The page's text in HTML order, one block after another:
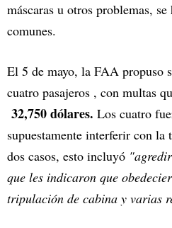
máscaras u otros problemas,
comunes.
El 5 de mayo, la FAA propuso
cuatro pasajeros , con multas
32,750 dólares. Los cuatro
supuestamente interferir con
dos casos, esto incluyó
que les indicaron que
tripulación de cabina y varias